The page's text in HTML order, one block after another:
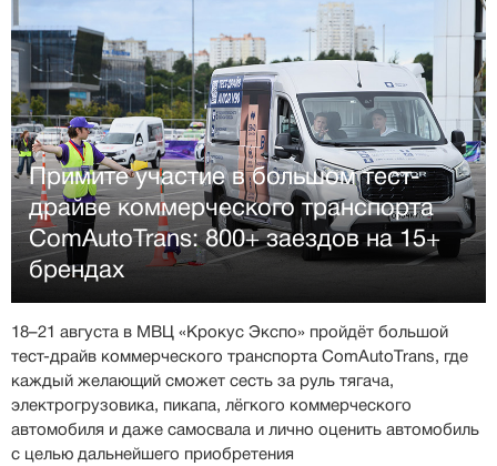
Примите участие в большом тест-
драйве коммерческого транспорта
ComAutoTrans: 800+ заездов на 15+
брендах
18–21 августа в МВЦ «Крокус Экспо» пройдёт большой
тест-драйв коммерческого транспорта ComAutoTrans, где
каждый желающий сможет сесть за руль тягача,
электрогрузовика, пикапа, лёгкого коммерческого
автомобиля и даже самосвала и лично оценить автомобиль
с целью дальнейшего приобретения